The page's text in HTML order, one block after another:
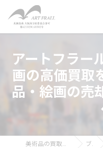
アートフラー
画の高価買取
品・絵画の売
美術品の買取なら株式会社アートフラール ブログ